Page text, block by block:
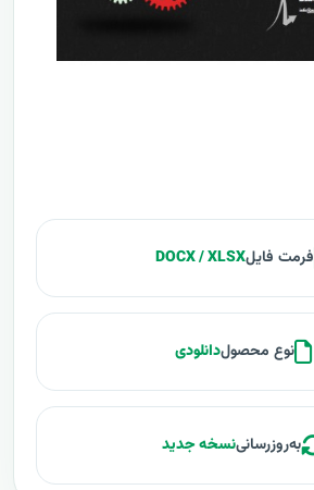
فرمت فایلDOCX / XLSX
نوع محصولدانلودی
به‌روزرسانینسخه جدید